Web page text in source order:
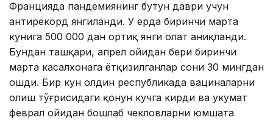
Францияда пандемиянинг бутун даври учун
антирекорд янгиланди. У ерда биринчи марта
кунига 500 000 дан ортиқ янги ҳолат аниқланди.
Бундан ташқари, апрел ойидан бери биринчи
марта касалхонага ётқизилганлар сони 30 мингдан
ошди. Бир кун олдин республикада вациналарни
олиш тўғрисидаги қонун кучга кирди ва ҳукумат
феврал ойидан бошлаб чекловларни юмшата